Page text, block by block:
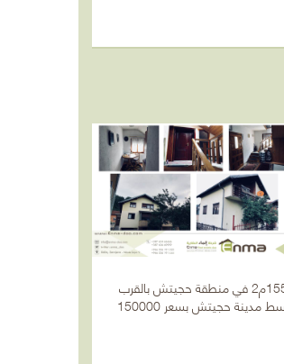
فيلا 155م2 في منطقة حجيتش بالقرب
من وسط مدينة حجيتش بسعر 150000